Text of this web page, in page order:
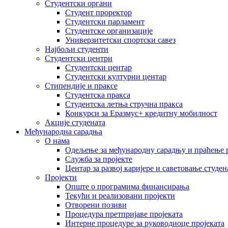
Студентски органи
Студент проректор
Студентски парламент
Студентске организације
Универзитетски спортски савез
Најбољи студенти
Студентски центри
Студентски центар
Студентски културни центар
Стипендије и праксе
Студентска пракса
Студентска летња стручна пракса
Конкурси за Еразмус+ кредитну мобилност
Акције студената
Међународна сарадња
О нама
Одељење за међународну сарадњу и праћење
Служба за пројекте
Центар за развој каријере и саветовање
Пројекти
Опште о програмима финансирања
Текући и реализовани пројекти
Отворени позиви
Процедура претпријаве пројеката
Интерне процедуре за руководиоце пројеката